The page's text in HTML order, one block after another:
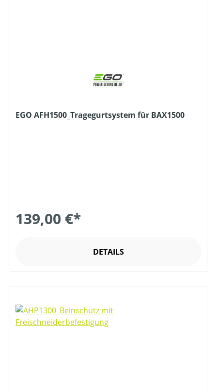
EGO AFH1500_Tragegurtsystem für BAX1500
139,00 €*
DETAILS